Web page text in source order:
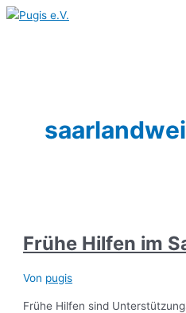
Zum
Inhalt
Frühe Hilfen im
Von pugis
Frühe Hilfen sind
Frühe
Hilfen
UTS
AckerRacker
Saarländische
Krebsgesellschaft
KISS
Aktivkreis
chronischer/
Koordinierungsstelle
Inklusion
INVEO
Care
Hilfen
Anonyme
Alkoholiker
Kompetenzzentrum
Ehrenamt